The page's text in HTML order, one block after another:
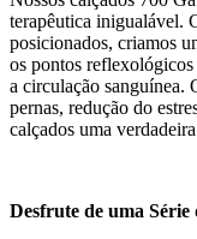
terapêutica inigualável.
posicionados, criamos
os pontos
a circulação sanguínea.
pernas, redução do
calçados uma
Desfrute de uma Série